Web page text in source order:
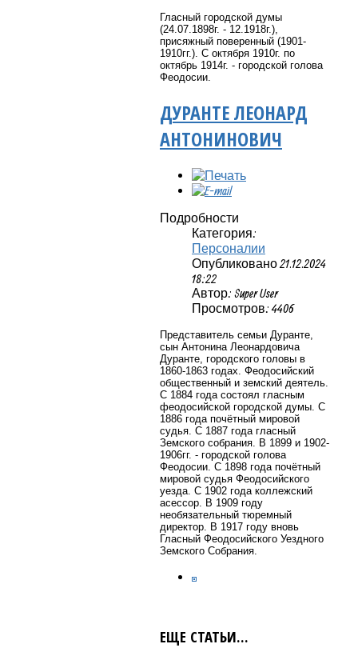
Гласный городской думы
(24.07.1898г. - 12.1918г.),
присяжный поверенный (1901-
1910гг.). С октября 1910г. по
октябрь 1914г. - городской голова
Феодосии.
ДУРАНТЕ ЛЕОНАРД
АНТОНИНОВИЧ
Подробности
Категория:
Персоналии
Опубликовано 21.12.2024
18:22
Автор: Super User
Просмотров: 4406
Представитель семьи Дуранте,
сын Антонина Леонардовича
Дуранте, городского головы в
1860-1863 годах. Феодосийский
общественный и земский деятель.
С 1884 года состоял гласным
феодосийской городской думы. С
1886 года почётный мировой
судья. С 1887 года гласный
Земского собрания. В 1899 и 1902-
1906гг. - городской голова
Феодосии. С 1898 года почётный
мировой судья Феодосийского
уезда. С 1902 года коллежский
асессор. В 1909 году
необязательный тюремный
директор. В 1917 году вновь
Гласный Феодосийского Уездного
Земского Собрания.
ЕЩЕ СТАТЬИ...